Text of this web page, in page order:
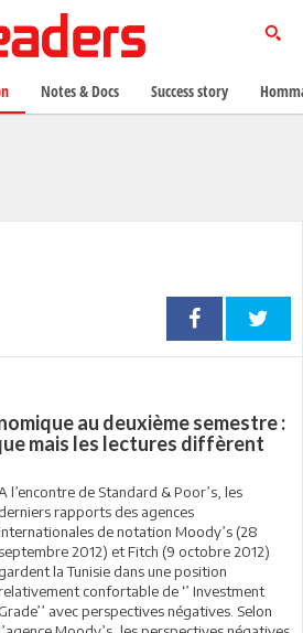
au deuxième semestre :
mais les lectures diffèrent
l’encontre de Standard & Poor’s, les
derniers rapports des agences
de notation Moody’s (28
septembre 2012) et Fitch (9 octobre 2012)
gardent la Tunisie dans une position
confortable de ‘’ Investment
Grade’’ avec perspectives négatives. Selon
Notes & Docs Success story